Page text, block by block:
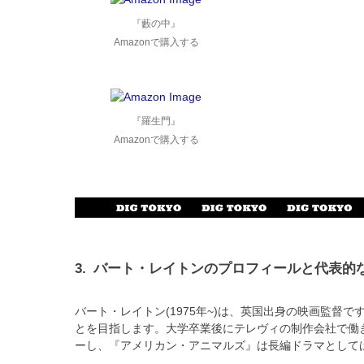
『藪の中』
Amazonで購入する
『羅生門』
Amazonで購入する
3. バート・レイトンのプロフィールと代表的
バート・レイトン(1975年~)は、英国出身の映画監督で
とを目指します。大学卒業後にテレヴィの制作会社で
ーし、『アメリカン・アニマルズ』は長編ドラマとし